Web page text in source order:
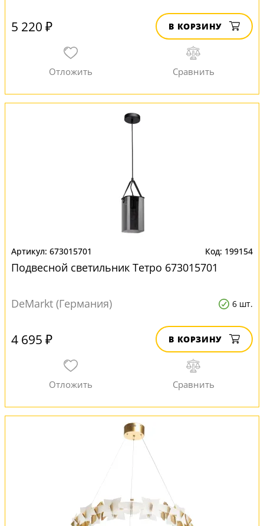
5 220 ₽ В КОРЗИНУ
673015701 199154
Подвесной светильник Тетро 673015701
DeMarkt (Германия) 6 шт.
4 695 ₽ В КОРЗИНУ